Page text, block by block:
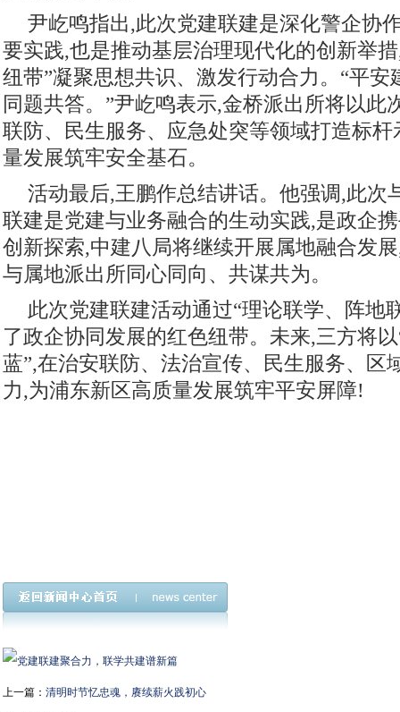
尹屹鸣指出,此次党建联建是深化警企协
要实践,也是推动基层治理现代化的创新举
纽带”凝聚思想共识、激发行动合力。“平
同题共答。”尹屹鸣表示,金桥派出所将以此
联防、民生服务、应急处突等领域打造标
量发展筑牢安全基石。‌
活动最后,‌王鹏‌作总结讲话。他强调,此次
联建是党建与业务融合的生动实践,是政企
创新探索,中建八局将继续开展属地融合发
与属地派出所同心同向、共谋共为。
此次党建联建活动通过“理论联学、阵地
了政企协同发展的红色纽带。未来,三方将
蓝”,在治安联防、法治宣传、民生服务、区
力,为浦东新区高质量发展筑牢平安屏障!
上一篇： 清明时节忆忠魂，赓续薪火践初心